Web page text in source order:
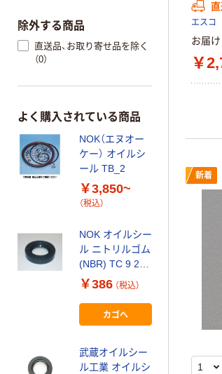
エスコ
お届け
￥
新着
除外する商品
直送品、お取り寄せ品を除く
（0）
よく購入されている商品
NOK（エヌオー
ケー） オイルシ
ール TB_2
￥3,850~
（税込）
NOK オイルシー
ル ニトリルゴム
(NBR) TC 9 22
7 1個 62-3005-
￥386 （税込）
カゴへ
武蔵オイルシー
ル工業 オイルシ